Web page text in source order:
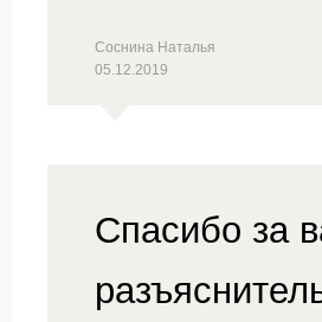
Соснина Наталья
05.12.2019
Спасибо за